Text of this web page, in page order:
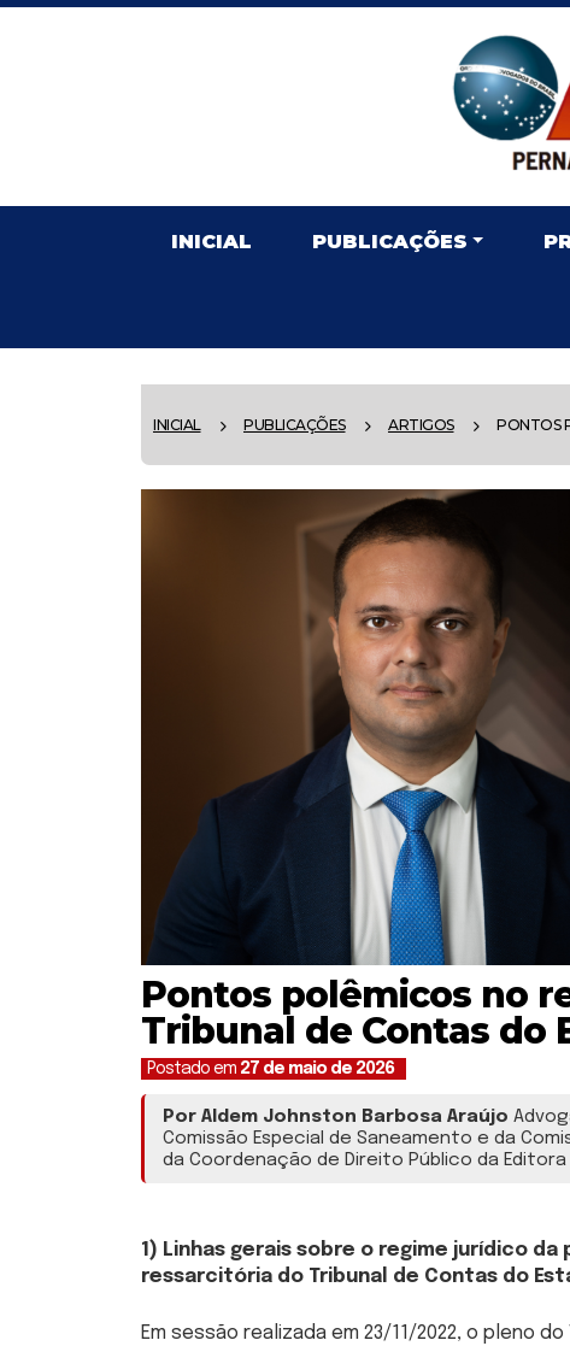
INICIAL PUBLICAÇÕES
INICIAL PUBLICAÇÕES ARTIGOS PONTOS
Pontos polêmicos no
Tribunal de Contas do
Postado em 27 de maio de 2026
Por Aldem Johnston Barbosa Araújo
Comissão Especial de Saneamento e da
da Coordenação de Direito Público da Editora
1) Linhas gerais sobre o regime jurídico
ressarcitória do Tribunal de Contas do
Em sessão realizada em 23/11/2022, o pleno